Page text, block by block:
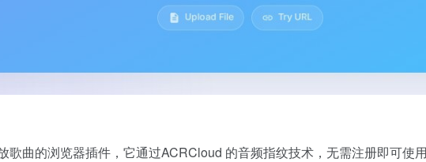
歌曲的浏览器插件，它通过ACRCloud 的音频指纹技术，无需注册即可使